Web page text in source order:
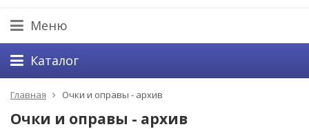
Меню
Каталог
Главная Очки и оправы - архив
Очки и оправы - архив